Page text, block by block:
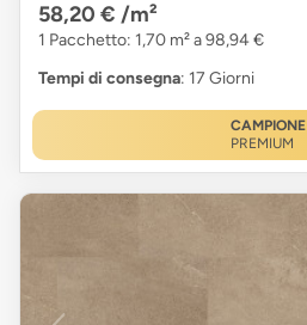
58,20 € /m²
1 Pacchetto: 1,70 m² a 98,94 €
Tempi di consegna: 17 Giorni
CAMPIONE
PREMIUM